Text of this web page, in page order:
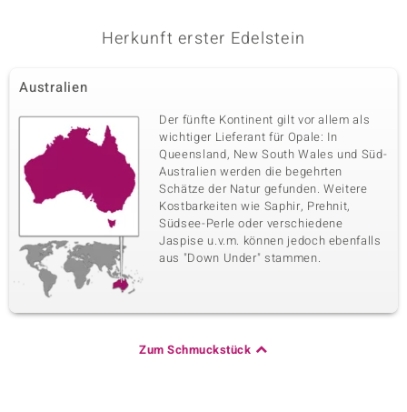
Herkunft erster Edelstein
Australien
Der fünfte Kontinent gilt vor allem als
wichtiger Lieferant für Opale: In
Queensland, New South Wales und Süd-
Australien werden die begehrten
Schätze der Natur gefunden. Weitere
Kostbarkeiten wie Saphir, Prehnit,
Südsee-Perle oder verschiedene
Jaspise u.v.m. können jedoch ebenfalls
aus "Down Under" stammen.
Zum Schmuckstück